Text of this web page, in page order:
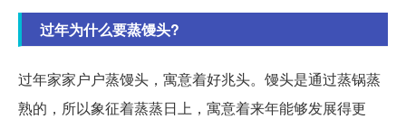
过年为什么要蒸馒头?
过年家家户户蒸馒头，寓意着好兆头。馒头是通过蒸锅蒸
熟的，所以象征着蒸蒸日上，寓意着来年能够发展得更